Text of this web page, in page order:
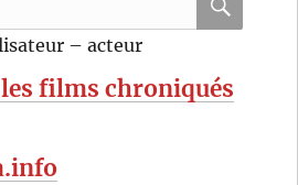
Luis
– acteur
films chroniqués